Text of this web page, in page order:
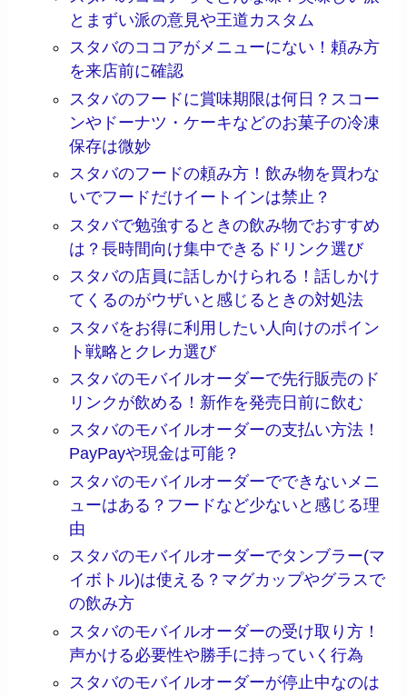
とまずい派の意見や王道カスタム
スタバのココアがメニューにない！頼み方
を来店前に確認
スタバのフードに賞味期限は何日？スコー
ンやドーナツ・ケーキなどのお菓子の冷凍
保存は微妙
スタバのフードの頼み方！飲み物を買わな
いでフードだけイートインは禁止？
スタバで勉強するときの飲み物でおすすめ
は？長時間向け集中できるドリンク選び
スタバの店員に話しかけられる！話しかけ
てくるのがウザいと感じるときの対処法
スタバをお得に利用したい人向けのポイン
ト戦略とクレカ選び
スタバのモバイルオーダーで先行販売のド
リンクが飲める！新作を発売日前に飲む
スタバのモバイルオーダーの支払い方法！
PayPayや現金は可能？
スタバのモバイルオーダーでできないメニ
ューはある？フードなど少ないと感じる理
由
スタバのモバイルオーダーでタンブラー(マ
イボトル)は使える？マグカップやグラスで
の飲み方
スタバのモバイルオーダーの受け取り方！
声かける必要性や勝手に持っていく行為
スタバのモバイルオーダーが停止中なのは